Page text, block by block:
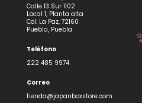
Calle 13 Sur 1102
Local 1, Planta alta
Col. La Paz, 72160
Puebla, Puebla
Teléfono
222 485 9974
Correo
tienda@japanboxstore.com
✨